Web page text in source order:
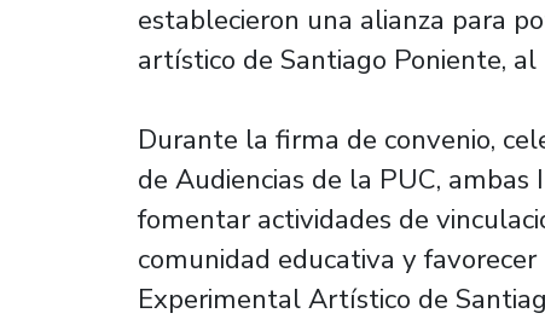
establecieron una alianza para
artístico de Santiago Poniente,
Durante la firma de convenio,
de Audiencias de la PUC,
fomentar actividades de
comunidad educativa y
Experimental Artístico de